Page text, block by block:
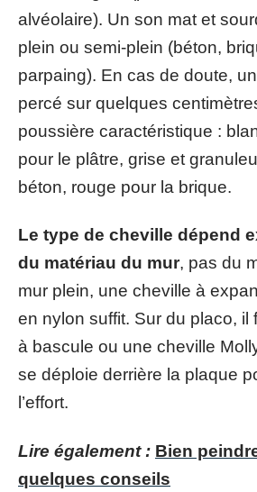
alvéolaire). Un son mat et
plein ou semi-plein (béton,
parpaing). En cas de doute,
percé sur quelques
poussière caractéristique :
pour le plâtre, grise et
béton, rouge pour la brique.
Le type de cheville dépend
du matériau du mur, pas du
mur plein, une cheville à
en nylon suffit. Sur du placo, il
à bascule ou une cheville
se déploie derrière la plaque
l’effort.
Lire également : Bien
quelques conseils